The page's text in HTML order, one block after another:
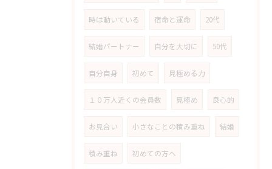
時は動いている 宿命と運命 20代
結婚パートナー 自分を大切に 50代
自分自身 初めて 見極める力
１０万人近くの会員数 見極め 良心的
お見合い 小さなことの積み重ね 結婚
積み重ね 初めての方へ